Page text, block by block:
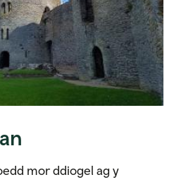
mor ddiogel ag y